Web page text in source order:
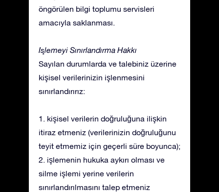
öngörülen bilgi toplumu servisleri
amacıyla saklanması.
İşlemeyi Sınırlandırma Hakkı
Sayılan durumlarda ve talebiniz üzerine
kişisel verilerinizin işlenmesini
sınırlandırırız:
1. kişisel verilerin doğruluğuna ilişkin
itiraz etmeniz (verilerinizin doğruluğunu
teyit etmemiz için geçerli süre boyunca);
2. işlemenin hukuka aykırı olması ve
silme işlemi yerine verilerin
sınırlandırılmasını talep etmeniz